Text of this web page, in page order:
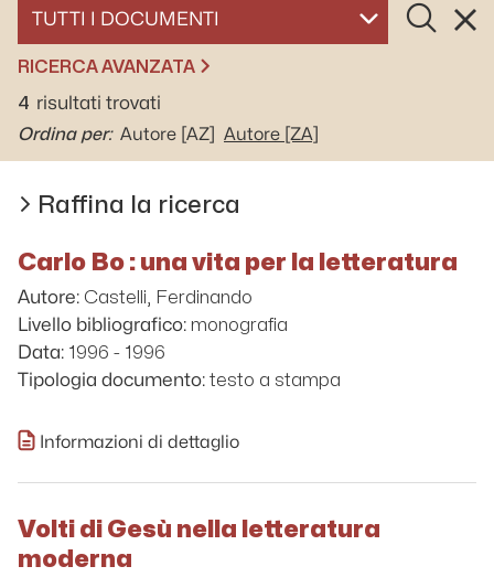
SELEZIONA UN DOCUMENTO
Cerca
RICERCA AVANZATA
4 risultati trovati
Ordina per: Autore [AZ] Autore [ZA]
Raffina la ricerca
Carlo Bo : una vita per la letteratura
Autore: Castelli, Ferdinando
Livello bibliografico: monografia
Data: 1996 - 1996
Tipologia documento: testo a stampa
Informazioni di dettaglio
Volti di Gesù nella letteratura
moderna